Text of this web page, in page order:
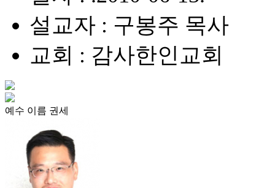
설교자 : 구봉주 목사
교회 : 감사한인교회
예수 이름 권세